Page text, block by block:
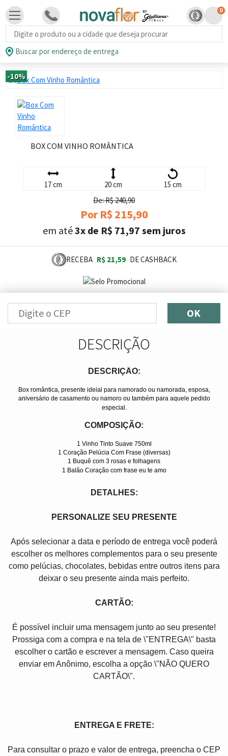
Busca de produtos
0
Buscar por endereço de entrega
-10%
BOX COM VINHO ROMÂNTICA
17 cm 20 cm
15 cm
De: R$ 240,90
Por R$ 215,90
em até3x de R$ 71,97 sem juros
RECEBA R$ 21,59 DE CASHBACK
OK
DESCRIÇÃO
DESCRIÇÃO:
Box romântica, presente ideial para namorado ou namorada, esposa,
aniversário de casamento ou namoro ou também para aquele pedido
especial.
COMPOSIÇÃO:
1 Vinho Tinto Suave 750ml
1 Coração Pelúcia Com Frase (diversas)
1 Buquê com 3 rosas e folhagens
1 Balão Coração com frase eu te amo
DETALHES:
PERSONALIZE SEU PRESENTE
Após selecionar a data e período de entrega você poder
escolher os melhores complementos para o seu presente
como pelúcias, chocolates, bebidas entre outros itens para
deixar o seu presente ainda mais perfeito.
CARTÃO:
É possível incluir uma mensagem junto ao seu presente!
Prossiga com a compra e na tela de \"ENTREGA\" basta
escolher o cartão e escrever a mensagem. Caso queira
enviar em Anônimo, escolha a opção \"NÃO QUERO
CARTÃO\".
ENTREGA E FRETE:
Para consultar o prazo e valor de entrega, preencha o CEP